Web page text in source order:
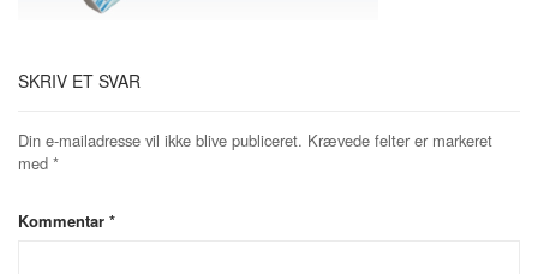
SKRIV ET SVAR
Din e-mailadresse vil ikke blive publiceret. Krævede felter er markeret
med *
Kommentar *